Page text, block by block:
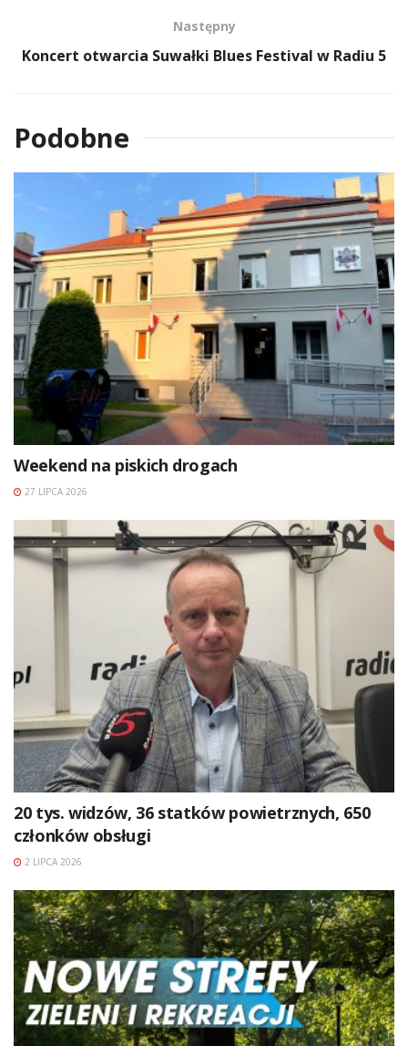
Następny
Koncert otwarcia Suwałki Blues Festival w Radiu 5
Podobne
Weekend na piskich drogach
27 LIPCA 2026
20 tys. widzów, 36 statków powietrznych, 650
członków obsługi
2 LIPCA 2026